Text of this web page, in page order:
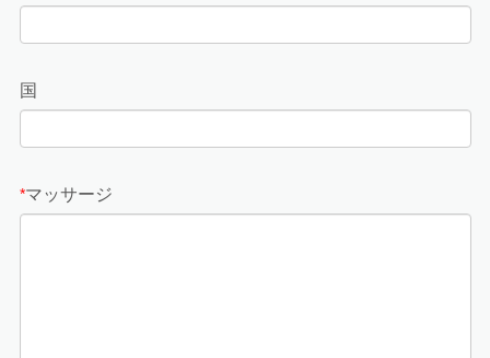
国
*マッサージ